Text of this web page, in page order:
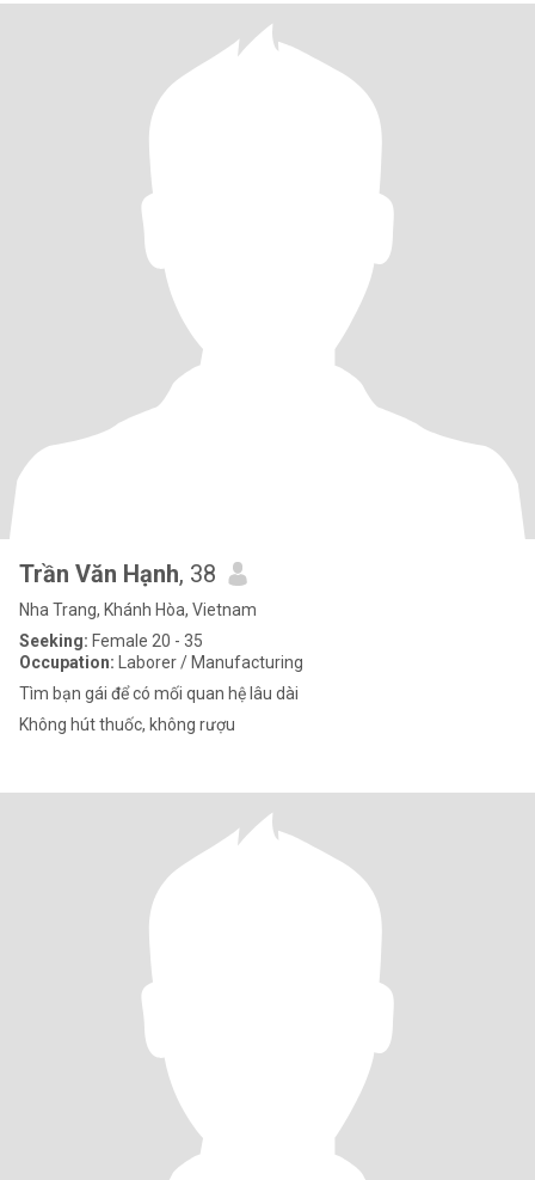
Trần Văn Hạnh, 38
Nha Trang, Khánh Hòa, Vietnam
Seeking: Female 20 - 35
Occupation: Laborer / Manufacturing
Tìm bạn gái để có mối quan hệ lâu dài
Không hút thuốc, không rượu